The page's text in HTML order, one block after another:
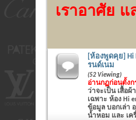
เราอาศัย แ
[ห้องพูดคุย] Hi
รนด์เนม
(52 Viewing)
อ่านกฏก่อนตั้งก
ว่าจะเป็นเสื้อผ้
เฉพาะ ห้อง Hi
ข้อมูล บอกเล่า
น้ำหอม และ เค